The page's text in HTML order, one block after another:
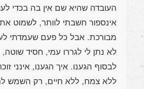
העובדה שהיא שם אין בה בכדי
אינספור חשבתי לוותר, לשמוט
מבורכת. אבל כל פעם שעמדתי
לבסוף הגענו. איך הגענו,